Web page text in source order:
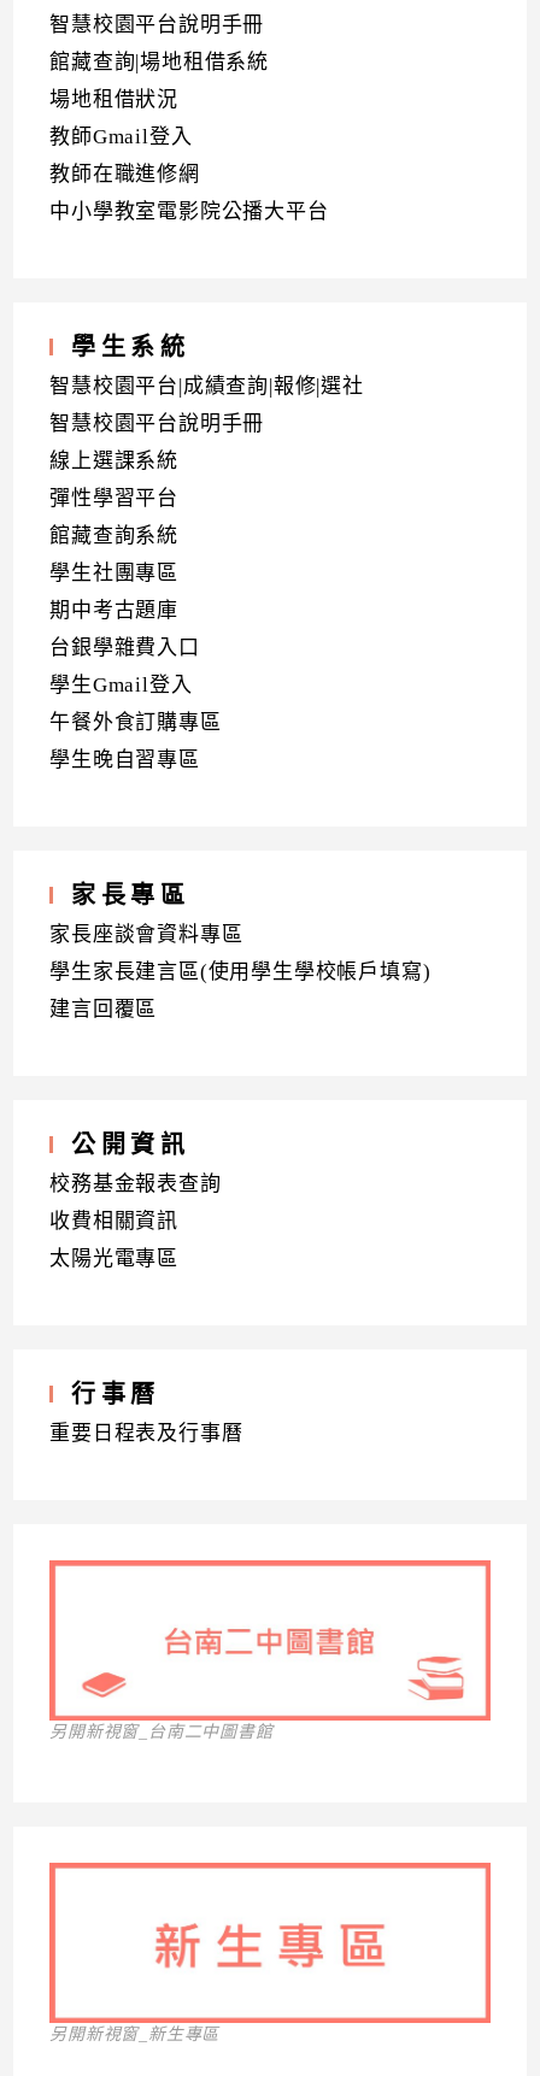
智慧校園平台說明手冊
館藏查詢|場地租借系統
場地租借狀況
教師Gmail登入
教師在職進修網
中小學教室電影院公播大平台
學生系統
智慧校園平台|成績查詢|報修|選社
智慧校園平台說明手冊
線上選課系統
彈性學習平台
館藏查詢系統
學生社團專區
期中考古題庫
台銀學雜費入口
學生Gmail登入
午餐外食訂購專區
學生晚自習專區
家長專區
家長座談會資料專區
學生家長建言區(使用學生學校帳戶填寫)
建言回覆區
公開資訊
校務基金報表查詢
收費相關資訊
太陽光電專區
行事曆
重要日程表及行事曆
另開新視窗_台南二中圖書館
另開新視窗_新生專區